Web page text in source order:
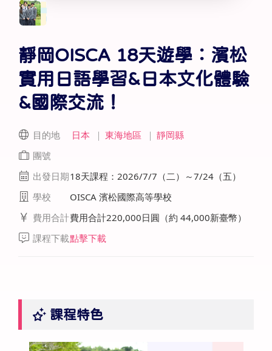
靜岡OISCA 18天遊學：濱松
實用日語學習&日本文化體驗
&國際交流！
目的地 日本 ｜ 東海地區 ｜ 靜岡縣
團號
出發日期18天課程：2026/7/7（二）～7/24（五）
學校
OISCA 濱松國際高等學校
費用合計費用合計220,000日圓（約 44,000新臺幣）
課程下載點擊下載
課程特色